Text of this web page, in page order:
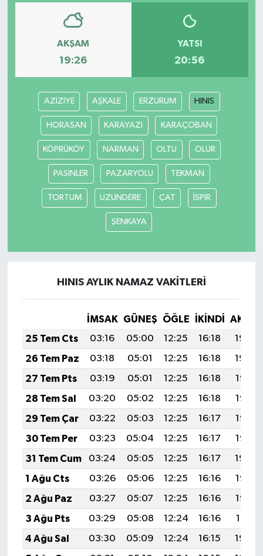
AKŞAM
19:26
YATSI
20:56
AZİZİYE AŞKALE ERZURUM HINIS
HORASAN KARAYAZI KARAÇOBAN
KÖPRÜKÖY NARMAN OLTU OLUR
PASİNLER PAZARYOLU TEKMAN
TORTUM UZUNDERE ÇAT İSPİR
ŞENKAYA
HINIS AYLIK NAMAZ VAKITLERI
İMSAK GÜNEŞ ÖĞLE İKINDI
25 Tem Cts
03:16 05:00 12:25 16:18
19:40
26 Tem Paz
03:18 05:01 12:25 16:18
19:39
27 Tem Pts
03:19 05:01 12:25 16:18
19:38
28 Tem Sal
03:20 05:02 12:25 16:18
19:37
29 Tem Çar
03:22 05:03 12:25 16:17
19:36
30 Tem Per
03:23 05:04 12:25 16:17
19:35
31 Tem Cum
03:24 05:05 12:25 16:17
19:34
1 Ağu Cts
03:26 05:06 12:25 16:16
19:33
2 Ağu Paz
03:27 05:07 12:25 16:16
19:32
3 Ağu Pts
03:29 05:08 12:24 16:16
19:31
4 Ağu Sal
03:30 05:09 12:24 16:15
19:30